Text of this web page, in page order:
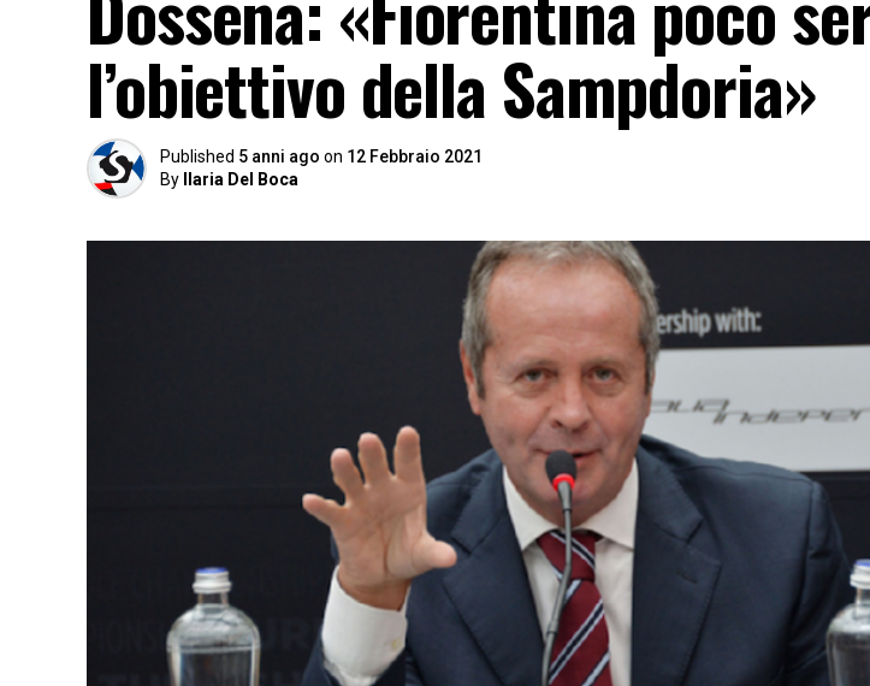
l’obiettivo della Sampdoria»
Published 5 anni ago on 12 Febbraio 2021
By
Ilaria Del Boca